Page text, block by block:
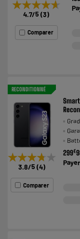
★★★★★
★★★★★
4.7/5 (3)
Comparer
RECONDITIONNÉ
★★★★★
★★★★★
3.8/5 (4)
Comparer
299€